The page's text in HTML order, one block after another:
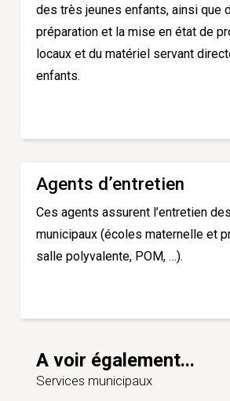
des très jeunes enfants, ainsi que
préparation et la mise en état de
locaux et du matériel servant
enfants.
Agents d’entretien
Ces agents assurent l’entretien
municipaux (écoles maternelle et
salle polyvalente, POM, …).
A voir également...
Services municipaux